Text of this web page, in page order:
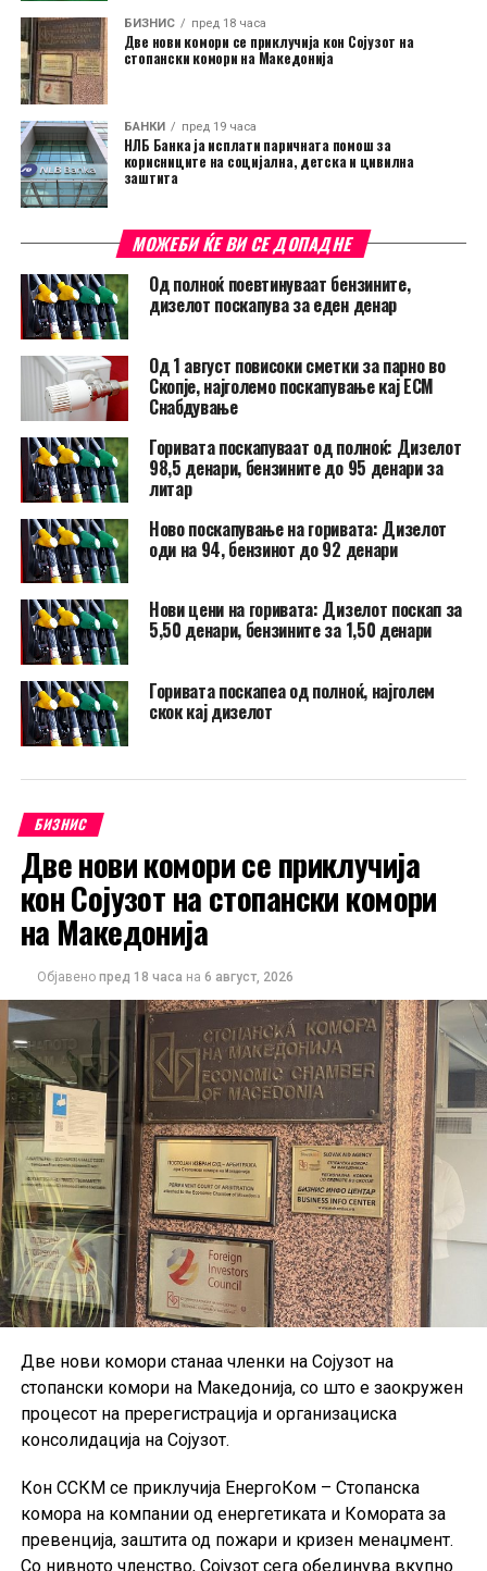
БИЗНИС пред 18 часа
Две нови комори се приклучија кон Сојузот на
стопански комори на Македонија
БАНКИ пред 19 часа
НЛБ Банка ја исплати паричната помош за
корисниците на социјална, детска и цивилна
заштита
МОЖЕБИ ЌЕ ВИ СЕ ДОПАДНЕ
Од полноќ поевтинуваат бензините,
дизелот поскапува за еден денар
Од 1 август повисоки сметки за парно во
Скопје, најголемо поскапување кај ЕСМ
Снабдување
Горивата поскапуваат од полноќ: Дизелот
98,5 денари, бензините до 95 денари за
литар
Ново поскапување на горивата: Дизелот
оди на 94, бензинот до 92 денари
Нови цени на горивата: Дизелот поскап за
5,50 денари, бензините за 1,50 денари
Горивата поскапеа од полноќ, најголем
скок кај дизелот
БИЗНИС
Две нови комори се приклучија
кон Сојузот на стопански комори
на Македонија
Објавено пред 18 часа на 6 август, 2026
Две нови комори станаа членки на Сојузот на
стопански комори на Македонија, со што е заокружен
процесот на пререгистрација и организациска
консолидација на Сојузот.
Кон ССКМ се приклучија ЕнергоКом – Стопанска
комора на компании од енергетиката и Комората за
превенција, заштита од пожари и кризен менаџмент.
Со нивното членство, Сојузот сега обединува вкупно